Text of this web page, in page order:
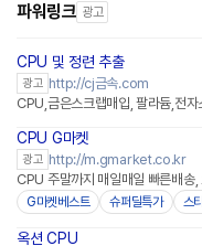
파워링크 광고
CPU 및 정련 추출
광고 http://cj금속.com
CPU,금은스크랩매입, 팔라듐,전
CPU G마켓
광고 http://m.gmarket.co.kr
CPU 주말까지 매일매일 빠른배송
G마켓베스트 슈퍼딜특가 스
옥션 CPU